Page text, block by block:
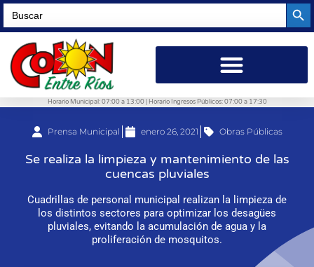
Search
for:
Horario Municipal: 07:00 a 13:00 | Horario Ingresos Públicos: 07:00 a 17:30
Prensa Municipal enero 26, 2021 Obras Públicas
Se realiza la limpieza y mantenimiento de las
cuencas pluviales
Cuadrillas de personal municipal realizan la limpieza de
los distintos sectores para optimizar los desagües
pluviales, evitando la acumulación de agua y la
proliferación de mosquitos.